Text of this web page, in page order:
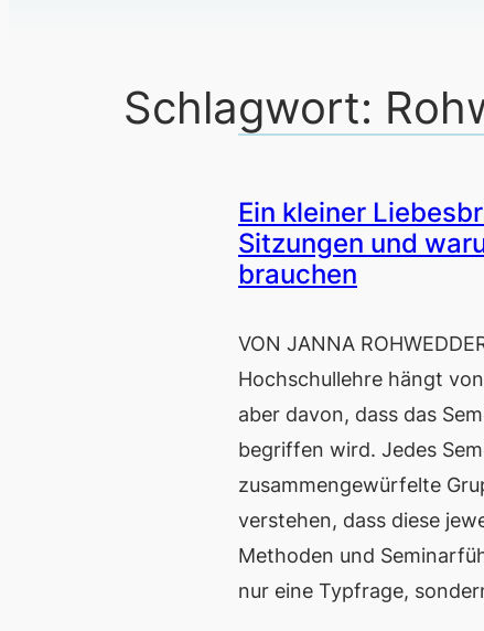
Schlagwort:
Ein kleiner
Sitzungen und
brauchen
VON JANNA
Hochschullehre hängt
aber davon, dass das
begriffen wird. Jedes
zusammengewürfelte
verstehen, dass diese
Methoden und
nur eine Typfrage,